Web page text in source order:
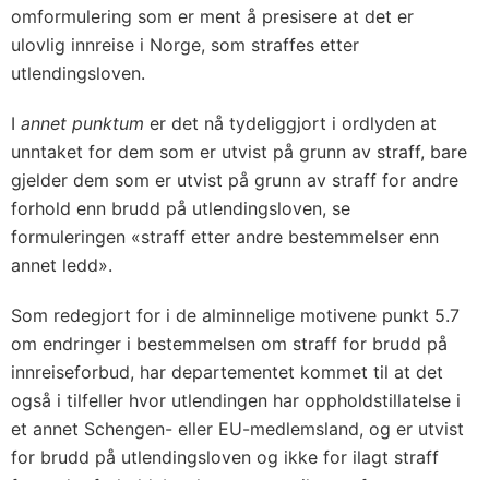
omformulering som er ment å presisere at det er
ulovlig innreise i Norge, som straffes etter
utlendingsloven.
I annet punktum er det nå tydeliggjort i ordlyden at
unntaket for dem som er utvist på grunn av straff, bare
gjelder dem som er utvist på grunn av straff for andre
forhold enn brudd på utlendingsloven, se
formuleringen «straff etter andre bestemmelser enn
annet ledd».
Som redegjort for i de alminnelige motivene punkt 5.7
om endringer i bestemmelsen om straff for brudd på
innreiseforbud, har departementet kommet til at det
også i tilfeller hvor utlendingen har oppholdstillatelse i
et annet Schengen- eller EU-medlemsland, og er utvist
for brudd på utlendingsloven og ikke for ilagt straff